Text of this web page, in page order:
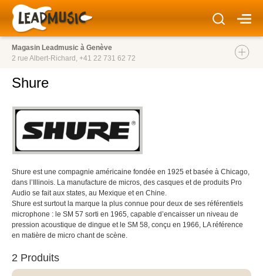
Magasin Leadmusic à Genève
2 rue Albert-Richard, +41 22 731 62 72
Shure
Shure est une compagnie américaine fondée en 1925 et basée à Chicago,
dans l’Illinois. La manufacture de micros, des casques et de produits Pro
Audio se fait aux states, au Mexique et en Chine.
Shure est surtout la marque la plus connue pour deux de ses référentiels
microphone : le SM 57 sorti en 1965, capable d’encaisser un niveau de
pression acoustique de dingue et le SM 58, conçu en 1966, LA référence
en matière de micro chant de scène.
2 Produits